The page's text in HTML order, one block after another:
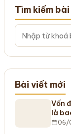
Tìm kiếm
Bài viết mới
Vốn
là
06/